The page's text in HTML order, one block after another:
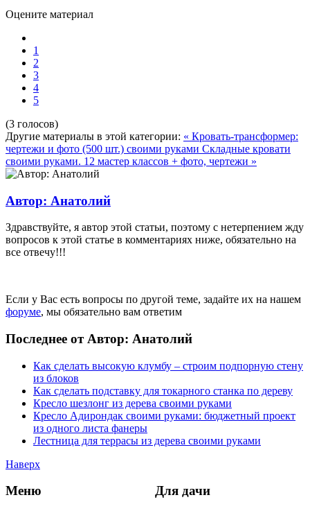
Оцените материал
1
2
3
4
5
(3 голосов)
Другие материалы в этой категории: « Кровать-трансформер:
чертежи и фото (500 шт.) своими руками Складные кровати
своими руками. 12 мастер классов + фото, чертежи »
Автор: Анатолий
Здравствуйте, я автор этой статьи, поэтому с нетерпением жду
вопросов к этой статье в комментариях ниже, обязательно на
все отвечу!!!
Если у Вас есть вопросы по другой теме, задайте их на нашем
форуме, мы обязательно вам ответим
Последнее от Автор: Анатолий
Как сделать высокую клумбу – строим подпорную стену
из блоков
Как сделать подставку для токарного станка по дереву
Кресло шезлонг из дерева своими руками
Кресло Адирондак своими руками: бюджетный проект
из одного листа фанеры
Лестница для террасы из дерева своими руками
Наверх
Меню Для дачи